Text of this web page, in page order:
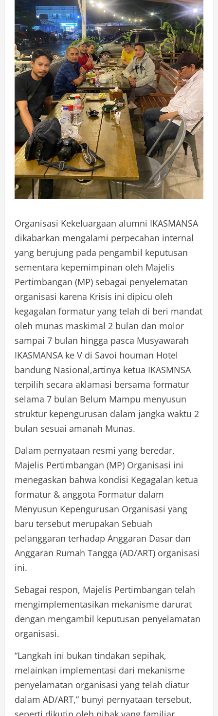
Organisasi Kekeluargaan alumni IKASMANSA
dikabarkan mengalami perpecahan internal
yang berujung pada pengambil keputusan
sementara kepemimpinan oleh Majelis
Pertimbangan (MP) sebagai penyelematan
organisasi karena Krisis ini dipicu oleh
kegagalan formatur yang telah di beri mandat
oleh munas maskimal 2 bulan dan molor
sampai 7 bulan hingga pasca Musyawarah
IKASMANSA ke V di Savoi houman Hotel
bandung Nasional,artinya ketua IKASMNSA
terpilih secara aklamasi bersama formatur
selama 7 bulan Belum Mampu menyusun
struktur kepengurusan dalam jangka waktu 2
bulan sesuai amanah Munas.
Dalam pernyataan resmi yang beredar,
Majelis Pertimbangan (MP) Organisasi ini
menegaskan bahwa kondisi Kegagalan ketua
formatur & anggota Formatur dalam
Menyusun Kepengurusan Organisasi yang
baru tersebut merupakan Sebuah
pelanggaran terhadap Anggaran Dasar dan
Anggaran Rumah Tangga (AD/ART) organisasi
ini.
Sebagai respon, Majelis Pertimbangan telah
mengimplementasikan mekanisme darurat
dengan mengambil keputusan penyelamatan
organisasi.
“Langkah ini bukan tindakan sepihak,
melainkan implementasi dari mekanisme
penyelamatan organisasi yang telah diatur
dalam AD/ART,” bunyi pernyataan tersebut,